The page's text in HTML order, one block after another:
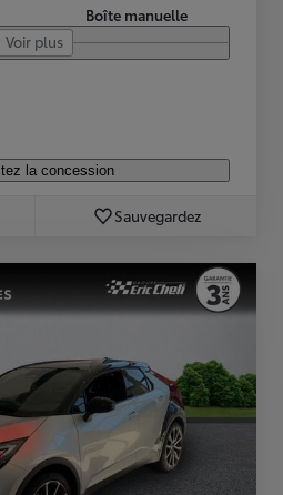
Boîte manuelle
Voir plus
la concession
Sauvegardez